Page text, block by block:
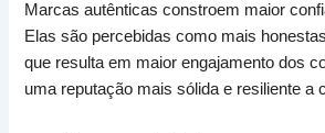
Marcas autênticas constroem maior
Elas são percebidas como mais
que resulta em maior engajamento dos
uma reputação mais sólida e resiliente a